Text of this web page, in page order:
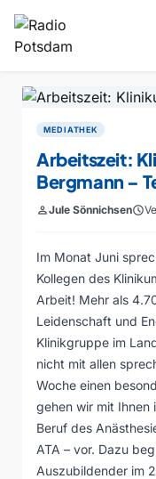
MEDIATHEK
Arbeitszeit:
Bergmann –
personJule Sönnichsenschedule
Im Monat Juni
Kollegen des
Arbeit! Mehr als
Leidenschaft und
Klinikgruppe im
nicht mit allen
Woche einen
gehen wir mit Ihnen
Beruf des
ATA – vor. Dazu
Auszubildender im